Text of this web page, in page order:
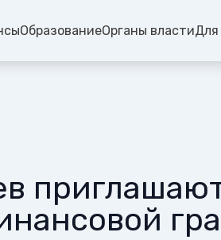
ОбразованиеОрганы властиДля